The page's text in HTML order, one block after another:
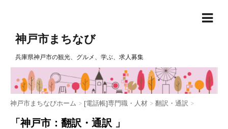
神戸市まちなび
兵庫県神戸市の観光、グルメ、学ぶ、求人募集
神戸市まちなびホーム > [電話帳]専門職・人材 > 翻訳・通訳 >
「神戸市：翻訳・通訳 」